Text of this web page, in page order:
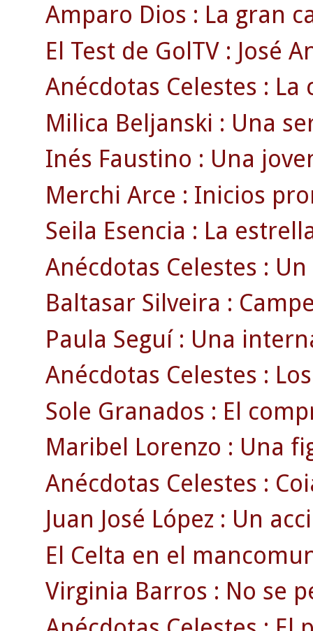
Amparo Dios : La gran
El Test de GolTV : José
Anécdotas Celestes : La
Milica Beljanski : Una
Inés Faustino : Una
Merchi Arce : Inicios
Seila Esencia : La
Anécdotas Celestes :
Baltasar Silveira :
Paula Seguí : Una
Anécdotas Celestes :
Sole Granados : El
Maribel Lorenzo : Una
Anécdotas Celestes :
Juan José López : Un
El Celta en el
Virginia Barros : No se